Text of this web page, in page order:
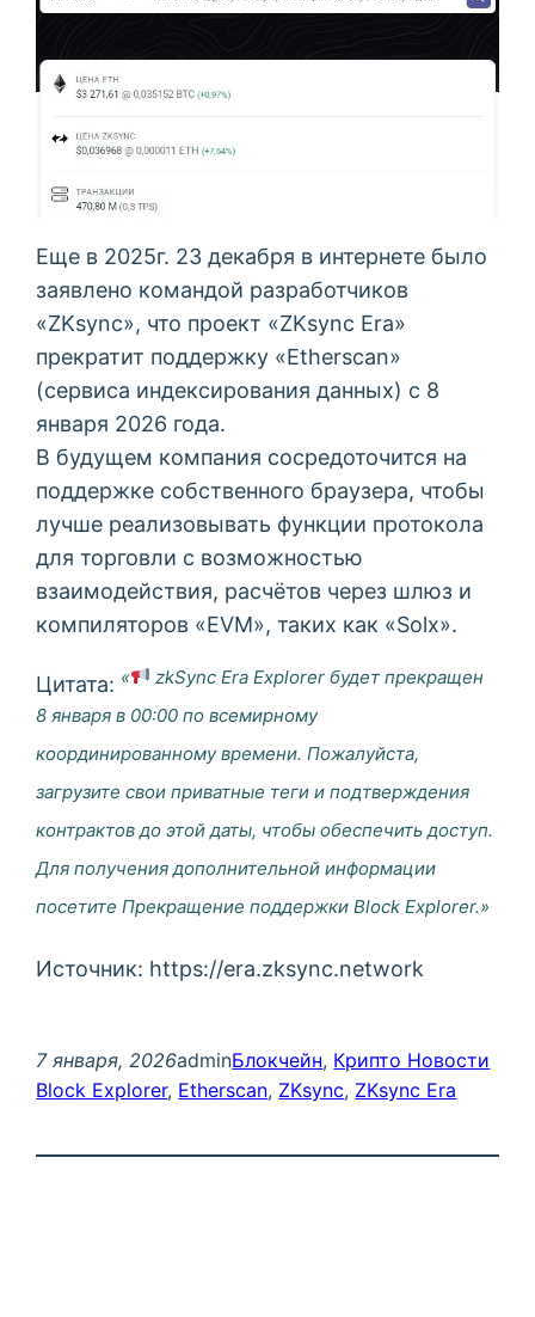
Еще в 2025г. 23 декабря в интернете было
заявлено командой разработчиков
«ZKsync», что проект «ZKsync Era»
прекратит поддержку «Etherscan»
(сервиса индексирования данных) с 8
января 2026 года.
В будущем компания сосредоточится на
поддержке собственного браузера, чтобы
лучше реализовывать функции протокола
для торговли с возможностью
взаимодействия, расчётов через шлюз и
компиляторов «EVM», таких как «Solx».
Цитата: «
zkSync Era Explorer будет прекращен
8 января в 00:00 по всемирному
координированному времени. Пожалуйста,
загрузите свои приватные теги и подтверждения
контрактов до этой даты, чтобы обеспечить доступ.
Для получения дополнительной информации
посетите Прекращение поддержки Block Explorer.»
Источник: https://era.zksync.network
7 января, 2026adminБлокчейн, Крипто Новости
Block Explorer, Etherscan, ZKsync, ZKsync Era